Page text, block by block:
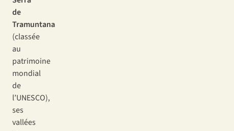
de
Tramuntana
(classée
au
patrimoine
mondial
de
l’UNESCO),
ses
vallées